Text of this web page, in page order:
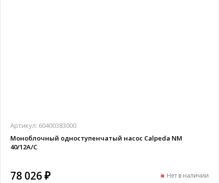
Артикул: 60400383000
Моноблочный одноступенчатый насос Calpeda NM
40/12A/C
78 026 ₽ Нет в наличии